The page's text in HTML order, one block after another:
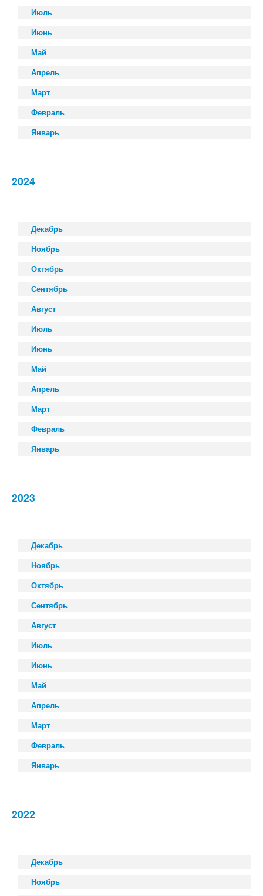
Июль
Июнь
Май
Апрель
Март
Февраль
Январь
2024
Декабрь
Ноябрь
Октябрь
Сентябрь
Август
Июль
Июнь
Май
Апрель
Март
Февраль
Январь
2023
Декабрь
Ноябрь
Октябрь
Сентябрь
Август
Июль
Июнь
Май
Апрель
Март
Февраль
Январь
2022
Декабрь
Ноябрь